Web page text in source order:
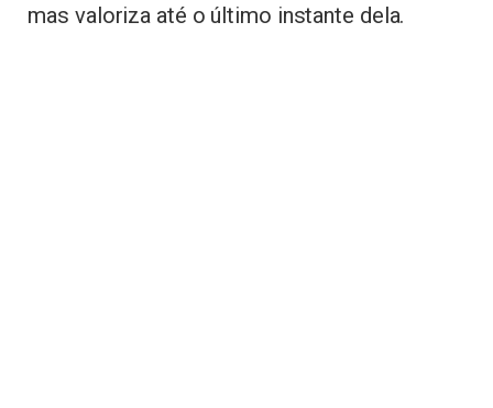
mas valoriza até o último instante dela.